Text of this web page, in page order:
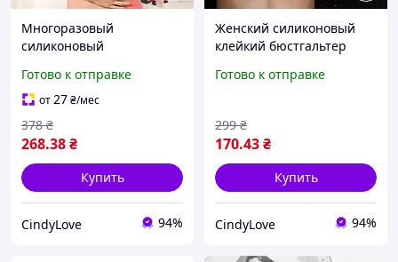
Многоразовый
силиконовый
основе без бретелей бюст
клейкий невидимый
лифчик бежевый A
Готово к отправке
от27₴/мес
268.38₴
378 ₴
Купить
CindyLove 94%
Женский силиконовый
клейкий бюстгальтер
бретелек самоклеящийся
невидимка Черный A
Готово к отправке
170.43₴
299 ₴
Купить
CindyLove 94%